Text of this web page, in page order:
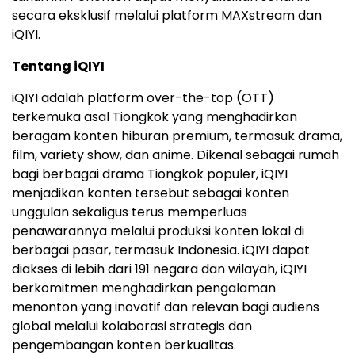
secara eksklusif melalui platform MAXstream dan
iQIYI.
Tentang iQIYI
iQIYI adalah platform over-the-top (OTT)
terkemuka asal Tiongkok yang menghadirkan
beragam konten hiburan premium, termasuk drama,
film, variety show, dan anime. Dikenal sebagai rumah
bagi berbagai drama Tiongkok populer, iQIYI
menjadikan konten tersebut sebagai konten
unggulan sekaligus terus memperluas
penawarannya melalui produksi konten lokal di
berbagai pasar, termasuk Indonesia. iQIYI dapat
diakses di lebih dari 191 negara dan wilayah, iQIYI
berkomitmen menghadirkan pengalaman
menonton yang inovatif dan relevan bagi audiens
global melalui kolaborasi strategis dan
pengembangan konten berkualitas.